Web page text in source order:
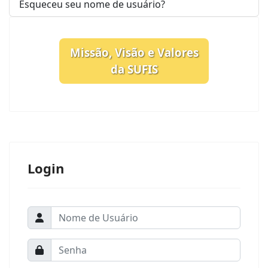
Esqueceu seu nome de usuário?
Missão, Visão e Valores
da SUFIS
Login